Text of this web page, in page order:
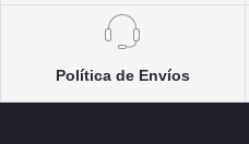
Política de Envíos